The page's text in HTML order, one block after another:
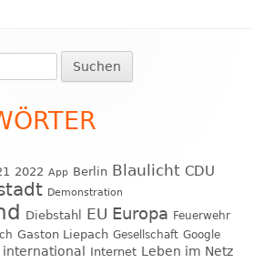
2022 App Berlin Blaulicht CDU
Demonstration
Diebstahl EU Europa Feuerwehr
Gaston Liepach Gesellschaft Google
international Internet Leben im Netz